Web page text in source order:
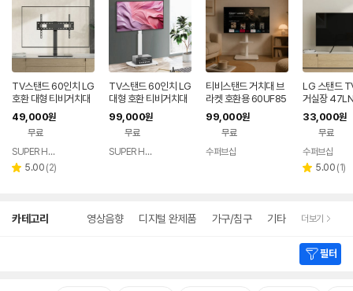
TV스탠드 60인치 LG
호환 대형 티비거치대
60LB5200 60LA8
600 60LA7400 60
LA6250 60LA623
0
49,000원
무료
SUPER HERO
별 5.00 리
(2)
TV스탠드 60인치 LG
대형 호환 티비거치대
60LB5200 60LA8
600 60LA7400 60
LA6250 60LA623
0
99,000원
무료
SUPER HERO
티비스탠드 거치대 브
라켓 호환용 60UF85
70 UN46F7500AF
UN60JU7000F 60
LA6230 60UH680
0
99,000원
무료
수퍼브샵
LG 스탠드
거실장
47LP560H
900
LA8600
0
품
33,000원
무료
페
수퍼브샵
별 5.00 리
(1)
카테고리 영상음향 디지털 완제품 가구/침구 기타 더보기
필터
세부정보 열기/접기